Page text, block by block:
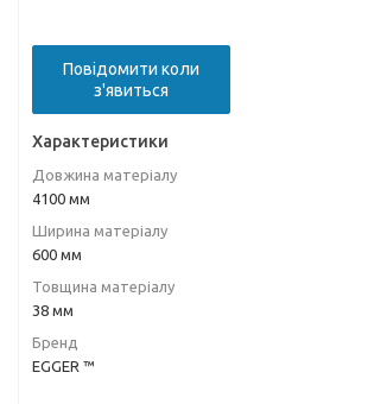
Повідомити коли
з'явиться
Характеристики
Довжина матеріалу
4100 мм
Ширина матеріалу
600 мм
Товщина матеріалу
38 мм
Бренд
EGGER ™